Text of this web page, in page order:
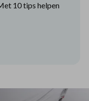
10 tips helpen